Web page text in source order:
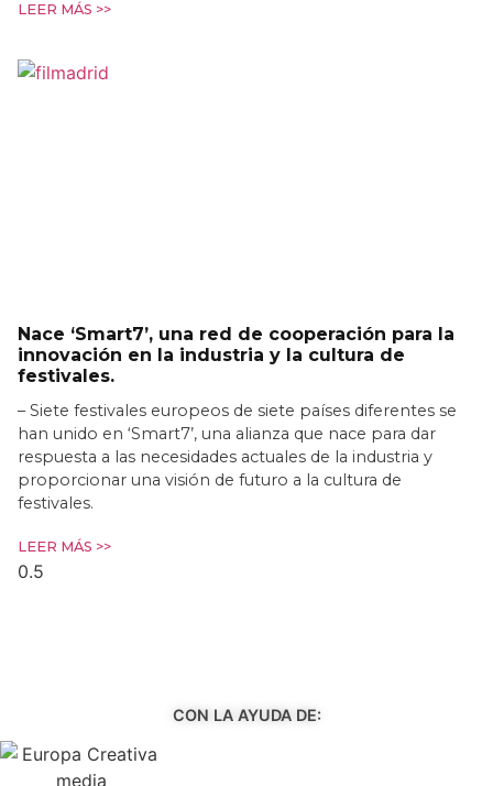
LEER MÁS >>
Nace ‘Smart7’, una red de cooperación para la
innovación en la industria y la cultura de
festivales.
– Siete festivales europeos de siete países diferentes se
han unido en ‘Smart7’, una alianza que nace para dar
respuesta a las necesidades actuales de la industria y
proporcionar una visión de futuro a la cultura de
festivales.
LEER MÁS >>
CON LA AYUDA DE: